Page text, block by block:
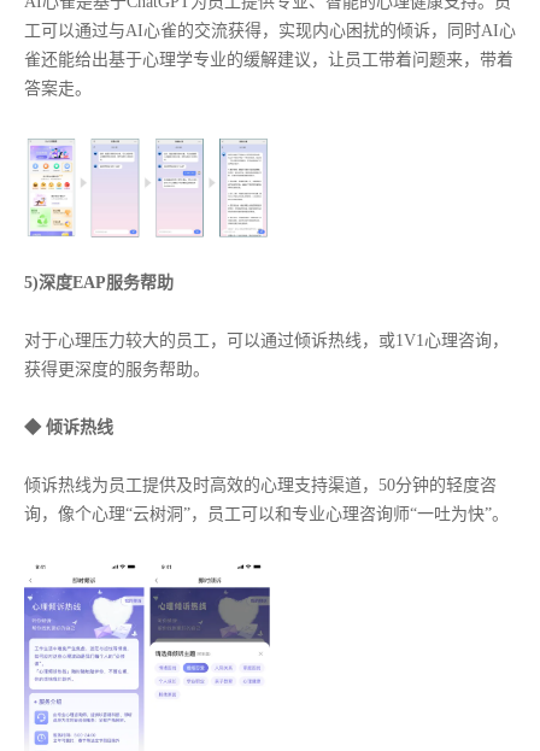
工可以通过与AI心雀的交流获得，实现内心困扰的倾诉，同时AI心
雀还能给出基于心理学专业的缓解建议，让员工带着问题来，带着
答案走。
5)深度EAP服务帮助
对于心理压力较大的员工，可以通过倾诉热线，或1V1心理咨询，
获得更深度的服务帮助。
◆ 倾诉热线
倾诉热线为员工提供及时高效的心理支持渠道，50分钟的轻度咨
询，像个心理“云树洞”，员工可以和专业心理咨询师“一吐为快”。